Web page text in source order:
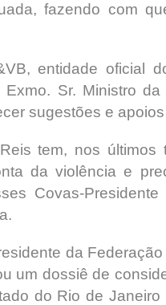
fazendo com
entidade oficial
Sr. Ministro
sugestões e
tem, nos últimos
da violência e
Covas-
da
um dossiê de
do Rio de